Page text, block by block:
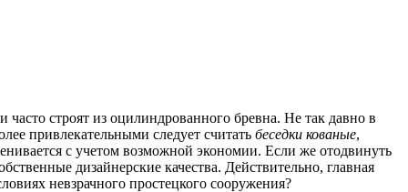
строят из оцилиндрованного бревна. Не так давно в
привлекательными следует считать беседки кованые,
с учетом возможной экономии. Если же отодвинуть
дизайнерские качества. Действительно, главная
невзрачного простецкого сооружения?